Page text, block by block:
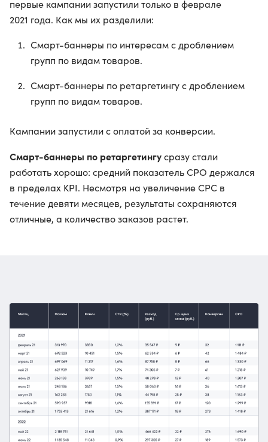
первые кампании запустили только в феврале
2021 года. Как мы их разделили:
Смарт-баннеры по интересам с дроблением
групп по видам товаров.
Смарт-баннеры по ретаргетингу с дроблением
групп по видам товаров.
Кампании запустили с оплатой за конверсии.
Смарт-баннеры по ретаргетингусразу стали
работать хорошо: средний показатель CPO держался
в пределах KPI. Несмотря на увеличение CPC в
течение девяти месяцев, результаты сохраняются
отличные, а количество заказов растет.